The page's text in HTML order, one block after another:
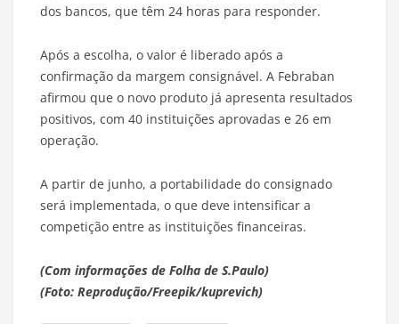
dos bancos, que têm 24 horas para responder.
Após a escolha, o valor é liberado após a
confirmação da margem consignável. A Febraban
afirmou que o novo produto já apresenta resultados
positivos, com 40 instituições aprovadas e 26 em
operação.
A partir de junho, a portabilidade do consignado
será implementada, o que deve intensificar a
competição entre as instituições financeiras.
(Com informações de Folha de S.Paulo)
(Foto: Reprodução/Freepik/kuprevich)